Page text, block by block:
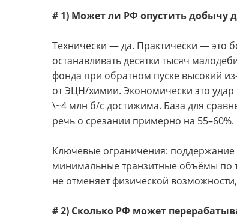
# 1) Может ли РФ опустить добычу
Технически — да. Практически — это
останавливать десятки тысяч
фонда при обратном пуске высокий
от ЭЦН/химии. Экономически это
\~4 млн б/с достижима. База для
речь о срезании примерно на 55–60%.
Ключевые ограничения: поддержание
минимальные транзитные объёмы по
не отменяет физической
# 2) Сколько РФ может